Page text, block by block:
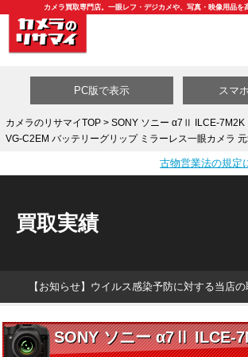
カメラ買取専門店。一眼レフ・デジカメや、写真・映像用品を
PC版で表示 スマ
カメラのリサマイTOP> SONY ソニー α7Ⅱ ILCE-7M2K
VG-C2EM バッテリーグリップ ミラーレス一眼カメラ
古物営業法の規定
買取実績
【お知らせ】ウイルス感染予防に対する当店